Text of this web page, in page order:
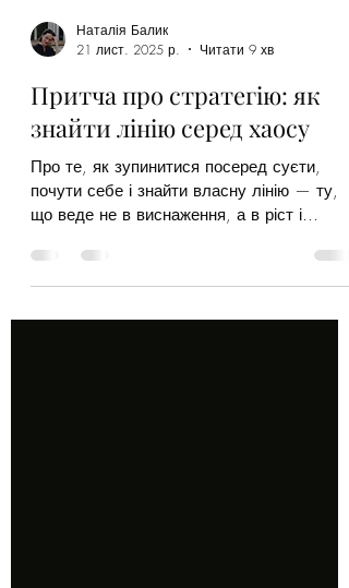
21 лист. 2025 р.
Читати 9 хв
Притча про стратегію: як
знайти лінію серед хаосу
Про те, як зупинитися посеред суєти,
що веде не в виснаження, а в ріст і
ясність.